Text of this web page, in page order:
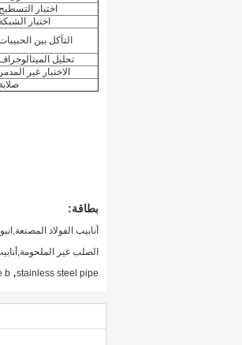
اختبار التسطيح
اختبار الشبكة
التآكل بين
تحليل
الاختبار غير المدمر
صلابة
بطاقة:
الصلب غير
stainless steel pipe
,
b